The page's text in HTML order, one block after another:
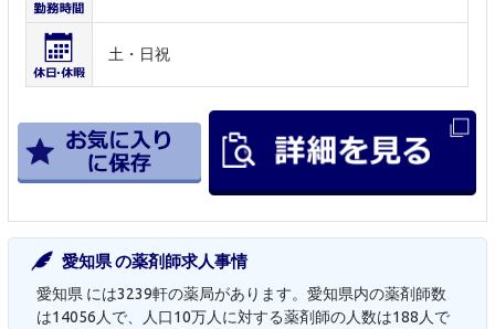
土・日祝
愛知県 の薬剤師求人事情
愛知県 には3239軒の薬局があります。愛知県内の薬剤師数
は14056人で、人口10万人に対する薬剤師の人数は188人で